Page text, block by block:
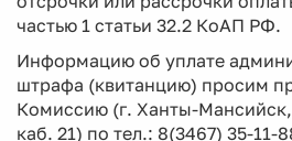
частью 1 статьи 32.2 КоАП РФ.
Информацию об уплате
штрафа (квитанцию) просим
Комиссию (г. Ханты-
каб. 21) по тел.: 8(3467) 35-11-